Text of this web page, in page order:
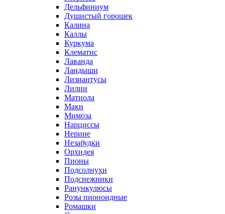
Дельфиниум
Душистый горошек
Калина
Каллы
Куркума
Клематис
Лаванда
Ландыши
Лизиантусы
Лилии
Матиола
Маки
Мимоза
Нарциссы
Нерине
Незабудки
Орхидея
Пионы
Подсолнухи
Подснежники
Ранункулюсы
Розы пионоидные
Ромашки